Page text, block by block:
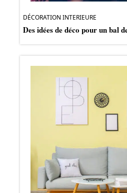
DÉCORATION INTERIEURE
Des idées de déco pour un bal